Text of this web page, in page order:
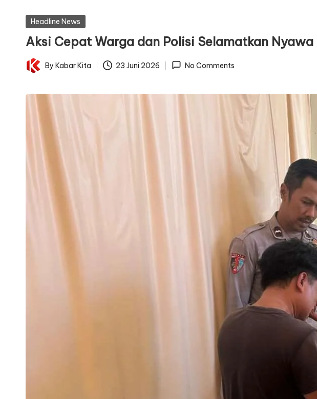
Posted
Headline News
Aksi Cepat Warga dan Polisi Selamatkan
Posted
By Kabar Kita 23 Juni 2026 No Comments